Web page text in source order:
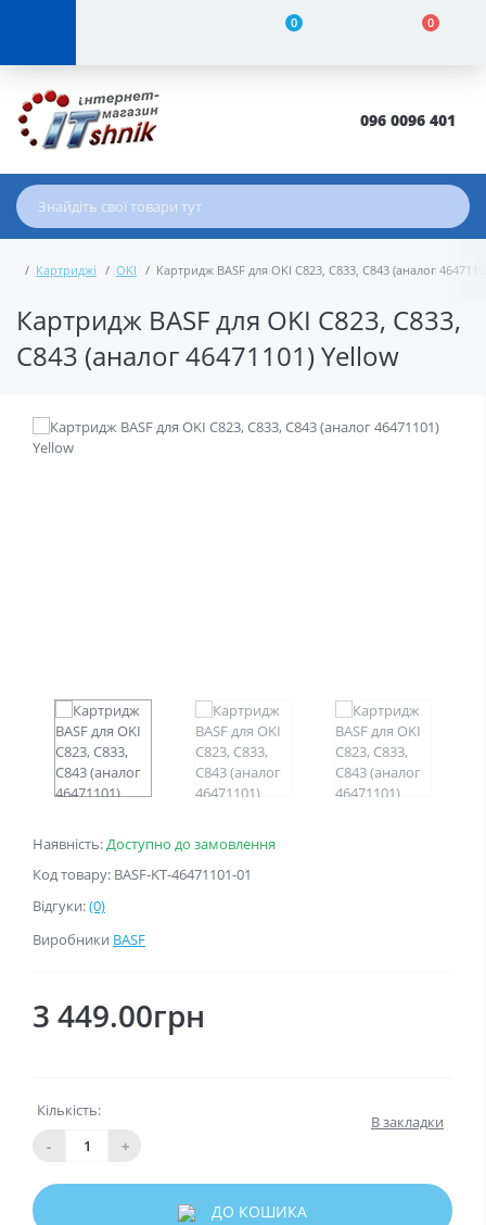
0 0
096 0096 401
Картриджі OKI Картридж BASF для OKI C823, C833, C843 (аналог
Картридж BASF для OKI C823, C833,
C843 (аналог 46471101) Yellow
Наявність:Доступно до замовлення
Код товару: BASF-KT-46471101-01
Відгуки:(0)
Виробники BASF
3 449.00грн
Кількість:
-
+
В закладки
ДО КОШИКА